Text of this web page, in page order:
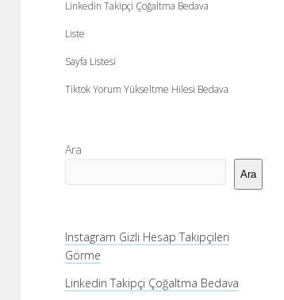
Linkedin Takipçi Çoğaltma Bedava
Liste
Sayfa Listesi
Tiktok Yorum Yükseltme Hilesi Bedava
Yan
Menü
Ara
Ara
Instagram Gizli Hesap Takipçileri
Görme
Linkedin Takipçi Çoğaltma Bedava